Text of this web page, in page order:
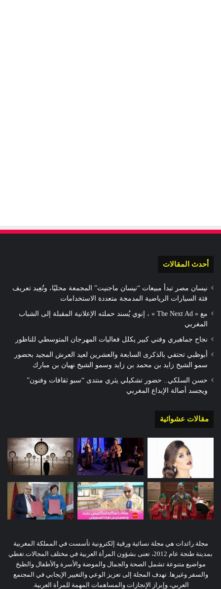
أحدث المقالات
نيسان مصر تبدأ مبيعات “نيسان ماجنيت” المجمعة محليًا، وتُعِيد تعريف
فئة السيارات الرياضية المدمجة متعددة الاستخدامات
مع « The Next Ad » ، إنوي يُسند حملته الإعلانية المقبلة إلى الشباب
المغربي
نجاح جماهيري وفني كبير يكلل فعاليات المهرجان المتوسطي للناظور
أبوظبي تحتفي بالذكرى السابعة والعشرين لعيد العرش المجيد بحضور
سمو الشيخ زايد بن محمد بن زايد وسمو الشيخ نهيان بن مبارك
حسن السلكي.. حضور تشكيلي يثري منتدى “سبو ثقافات وفنون”
ويجسد أصالة الإبداع المغربي
مقالات عشوائية
مجلة رائدات هي مجلة نسائية ورقية إلكترونية تأسست في المملكة المغربية
بمدينة طنجة عام 2012، تعنى بشؤون المرأة العربية في مختلف المجالات.تغطي
مواضيع متنوعة تشمل الصحة والجمال والموضة والأسرة والأطفال والطبخ
والسفر وغيرها. تهدف المجلة إلى تعزيز الوعي والتغيير الإيجابي في المجتمع
العربي، وإبراز الإنجازات والمساهمات المهمة للمرأة العربية.